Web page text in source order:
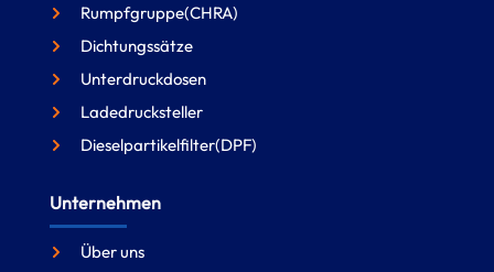
Rumpfgruppe(CHRA)
Dichtungssätze
Unterdruckdosen
Ladedrucksteller
Dieselpartikelfilter(DPF)
Unternehmen
Über uns